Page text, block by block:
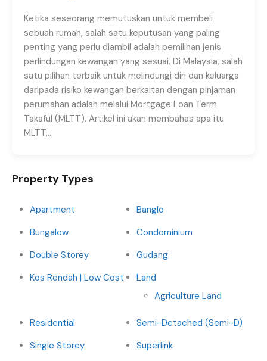
Ketika seseorang memutuskan untuk membeli
sebuah rumah, salah satu keputusan yang paling
penting yang perlu diambil adalah pemilihan jenis
perlindungan kewangan yang sesuai. Di Malaysia, salah
satu pilihan terbaik untuk melindungi diri dan keluarga
daripada risiko kewangan berkaitan dengan pinjaman
perumahan adalah melalui Mortgage Loan Term
Takaful (MLTT). Artikel ini akan membahas apa itu
MLTT,…
Property Types
Apartment
Banglo
Bungalow
Condominium
Double Storey
Gudang
Kos Rendah | Low Cost
Land
Agriculture Land
Residential
Semi-Detached (Semi-D)
Single Storey
Superlink